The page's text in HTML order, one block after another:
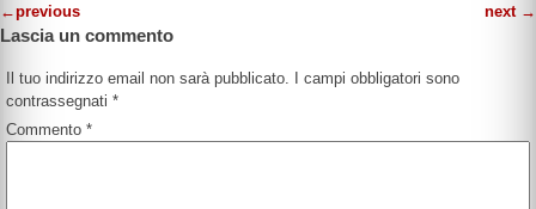
←previous next →
Lascia un commento
Il tuo indirizzo email non sarà pubblicato.
I campi obbligatori sono
contrassegnati*
Commento*